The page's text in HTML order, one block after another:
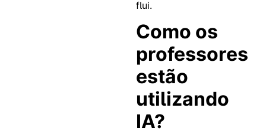
flui.
Como os
professores
estão
utilizando
IA?